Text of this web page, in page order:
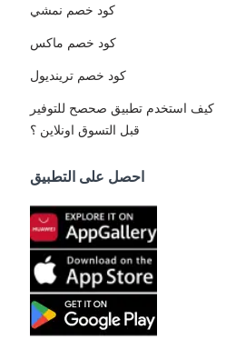
كود خصم نمشي
كود خصم ماكس
كود خصم ترينديول
كيف استخدم تطبيق صحصح للتوفير
قبل التسوق اونلاين ؟
احصل على التطبيق